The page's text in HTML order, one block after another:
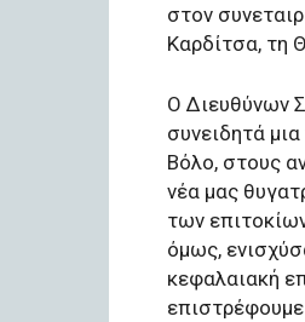
στον
Καρδίτσα, τη
Ο Διευθύνων
συνειδητά
Βόλο, στους
νέα μας
των
όμως,
κεφαλαιακή